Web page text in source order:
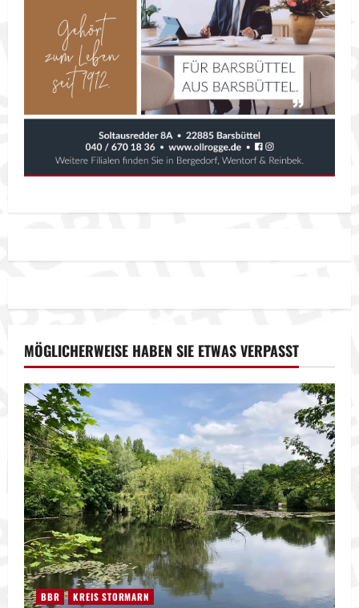
MÖGLICHERWEISE HABEN SIE ETWAS VERPASST
BBR KREIS STORMARN